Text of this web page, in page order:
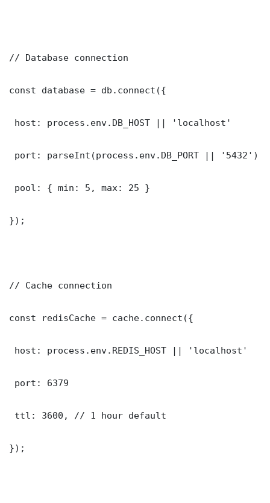
// Database connection
const database = db.connect({
host: process.env.DB_HOST || 'localhost'
port: parseInt(process.env.DB_PORT || '5432')
pool: { min: 5, max: 25 }
});
// Cache connection
const redisCache = cache.connect({
host: process.env.REDIS_HOST || 'localhost'
port: 6379
ttl: 3600, // 1 hour default
});